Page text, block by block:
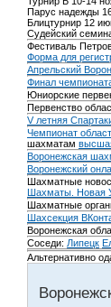
Парус надежды
Блицтурнир 12
Судейский
Фестиваль
Форма для
Апрельский
Финал
Юниорские
Первенство
V летняя
Чемпионат
шахматам
Воронежская
Воронежский
Шахматные
Шахматы. Новая
Шахматные
Шахсекция
Воронежская
Соседи: Липецк
Альтернативно